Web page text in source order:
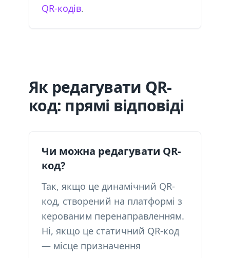
QR-кодів.
Як редагувати QR-
код: прямі відповіді
Чи можна редагувати QR-
код?
Так, якщо це динамічний QR-
код, створений на платформі з
керованим перенаправленням.
Ні, якщо це статичний QR-код
— місце призначення